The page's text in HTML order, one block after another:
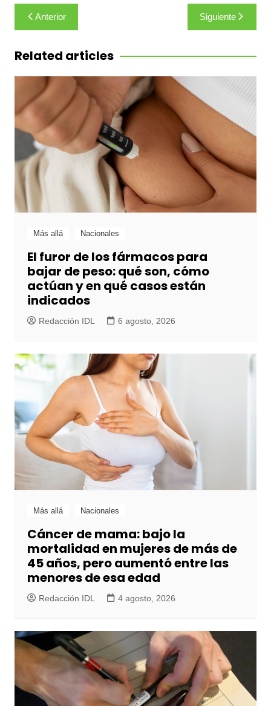
Navegación
de
entradas
Anterior Siguiente
Related articles
Más allá Nacionales
El furor de los fármacos para
bajar de peso: qué son, cómo
actúan y en qué casos están
indicados
Redacción IDL 6 agosto, 2026
Más allá Nacionales
Cáncer de mama: bajo la
mortalidad en mujeres de más de
45 años, pero aumentó entre las
menores de esa edad
Redacción IDL 4 agosto, 2026